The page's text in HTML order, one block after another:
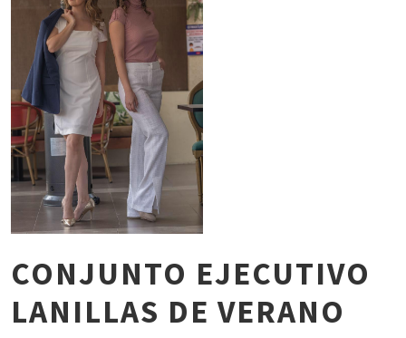
CONJUNTO EJECUTIVO
LANILLAS DE VERANO